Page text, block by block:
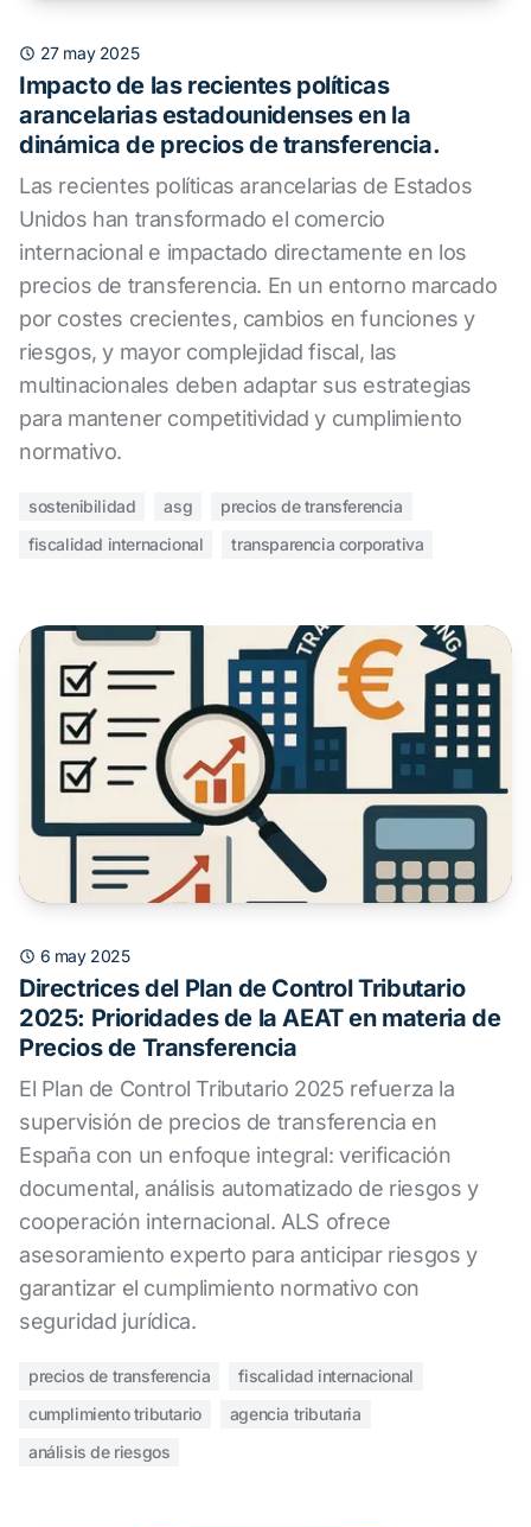
27 may 2025
Impacto de las recientes políticas
arancelarias estadounidenses en la
dinámica de precios de transferencia.
Las recientes políticas arancelarias de Estados
Unidos han transformado el comercio
internacional e impactado directamente en los
precios de transferencia. En un entorno marcado
por costes crecientes, cambios en funciones y
riesgos, y mayor complejidad fiscal, las
multinacionales deben adaptar sus estrategias
para mantener competitividad y cumplimiento
normativo.
sostenibilidad asg
precios de transferencia
fiscalidad internacional
transparencia corporativa
6 may 2025
Directrices del Plan de Control Tributario
2025: Prioridades de la AEAT en materia de
Precios de Transferencia
El Plan de Control Tributario 2025 refuerza la
supervisión de precios de transferencia en
España con un enfoque integral: verificación
documental, análisis automatizado de riesgos y
cooperación internacional. ALS ofrece
asesoramiento experto para anticipar riesgos y
garantizar el cumplimiento normativo con
seguridad jurídica.
precios de transferencia
fiscalidad internacional
cumplimiento tributario
agencia tributaria
análisis de riesgos